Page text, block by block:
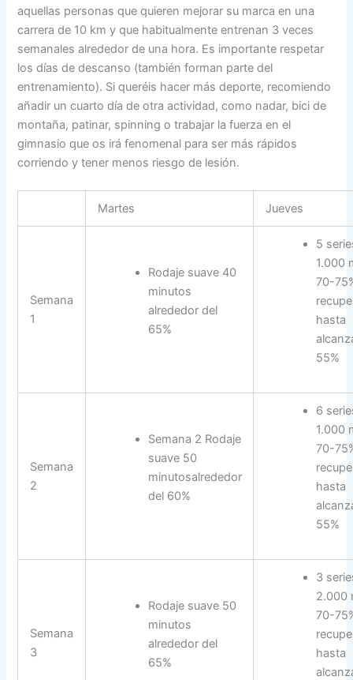
aquellas personas que quieren mejorar su marca en una
carrera de 10 km y que habitualmente entrenan 3 veces
semanales alrededor de una hora. Es importante respetar
los días de descanso (también forman parte del
entrenamiento). Si queréis hacer más deporte, recomiendo
añadir un cuarto día de otra actividad, como nadar, bici de
montaña, patinar, spinning o trabajar la fuerza en el
gimnasio que os irá fenomenal para ser más rápidos
corriendo y tener menos riesgo de lesión.
Martes Jueves
Semana
1
Rodaje suave 40
minutos
alrededor del
65%
5
1.000
70-
hasta
55%
Semana
2
Semana 2 Rodaje
suave 50
minutosalrededor
del 60%
6
1.000
70-
hasta
55%
Semana
3
Rodaje suave 50
minutos
alrededor del
65%
3
2.000
70-
hasta